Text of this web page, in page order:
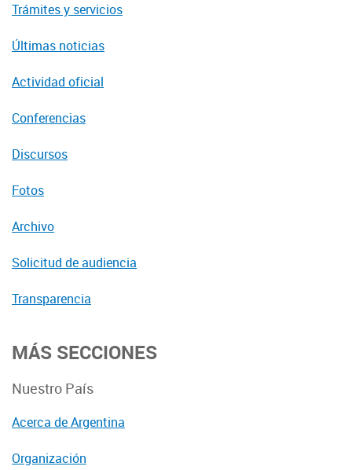
Trámites y servicios
Últimas noticias
Actividad oficial
Conferencias
Discursos
Fotos
Archivo
Solicitud de audiencia
Transparencia
MÁS SECCIONES
Nuestro País
Acerca de Argentina
Organización